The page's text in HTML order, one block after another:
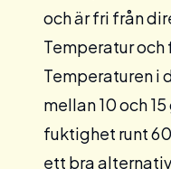
och är fri från
Temperatur
Temperaturen i
mellan 10 och
fuktighet runt
ett bra